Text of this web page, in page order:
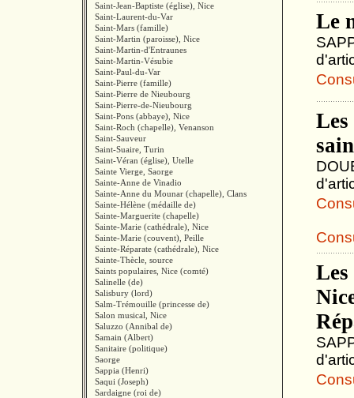
Saint-Jean-Baptiste (église), Nice
Saint-Laurent-du-Var
Saint-Mars (famille)
Saint-Martin (paroisse), Nice
Saint-Martin-d'Entraunes
Saint-Martin-Vésubie
Saint-Paul-du-Var
Saint-Pierre (famille)
Saint-Pierre de Nieubourg
Saint-Pierre-de-Nieubourg
Saint-Pons (abbaye), Nice
Saint-Roch (chapelle), Venanson
Saint-Sauveur
Saint-Suaire, Turin
Saint-Véran (église), Utelle
Sainte Vierge, Saorge
Sainte-Anne de Vinadio
Sainte-Anne du Mounar (chapelle), Clans
Sainte-Hélène (médaille de)
Sainte-Marguerite (chapelle)
Sainte-Marie (cathédrale), Nice
Sainte-Marie (couvent), Peille
Sainte-Réparate (cathédrale), Nice
Sainte-Thècle, source
Saints populaires, Nice (comté)
Salinelle (de)
Salisbury (lord)
Salm-Trémouille (princesse de)
Salon musical, Nice
Saluzzo (Annibal de)
Samain (Albert)
Sanitaire (politique)
Saorge
Sappia (Henri)
Saqui (Joseph)
Sardaigne (roi de)
Le
Les
Les